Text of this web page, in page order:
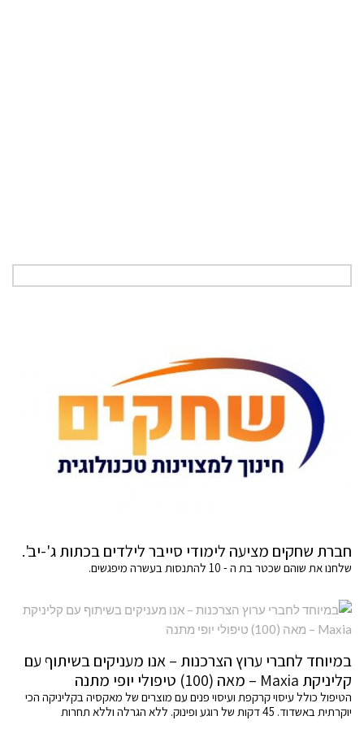
חברת שחקים מציעה לימודי סייבר לילדים בכתות ג'-יב'.
שלחנו את שוהם שכטר בת ה - 10 להתנסות בעשרה מיפגשים.
במיוחד לחברי ערוץ הצרכנות – אנו מעניקים בשיתוף עם
קליניקת Maxia – מאה (100) טיפולי יופי מתנה
הטיפול כולל עיסוי קרקפת ועיסוי פנים עם מוצרים של מאקסיה בקליניקה הכי
יוקרתית באשדוד. 45 דקות של רוגע ופינוק. ללא הגרלה וללא תחרות